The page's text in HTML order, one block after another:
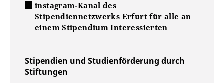
instagram-Kanal des
Stipendiennetzwerks Erfurt für alle an
einem Stipendium Interessierten
Stipendien und Studienförderung durch
Stiftungen